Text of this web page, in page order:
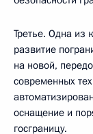
Третье. Одна из
развитие
на новой,
современных
оснащение и
госграницу.